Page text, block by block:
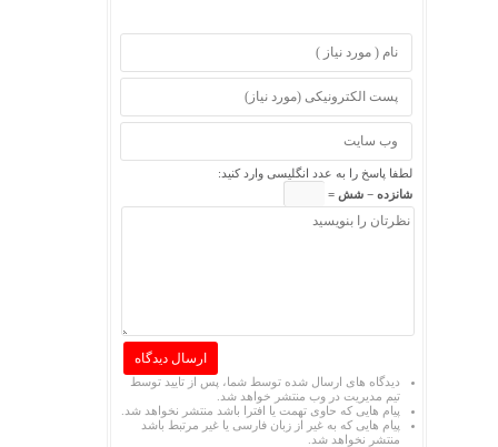
لطفا پاسخ را به عدد انگلیسی وارد کنید:
شانزده − شش =
دیدگاه های ارسال شده توسط شما، پس از تایید توسط
تیم مدیریت در وب منتشر خواهد شد.
پیام هایی که حاوی تهمت یا افترا باشد منتشر نخواهد شد.
پیام هایی که به غیر از زبان فارسی یا غیر مرتبط باشد
منتشر نخواهد شد.